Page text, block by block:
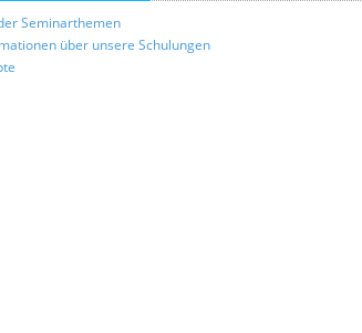
Seminarthemen
über unsere Schulungen